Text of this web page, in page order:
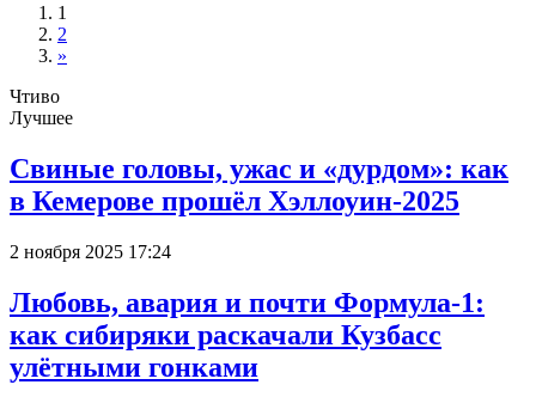
1
2
»
Чтиво
Лучшее
Свиные головы, ужас и «дурдом»: как
в Кемерове прошёл Хэллоуин-2025
2 ноября 2025 17:24
Любовь, авария и почти Формула-1:
как сибиряки раскачали Кузбасс
улётными гонками